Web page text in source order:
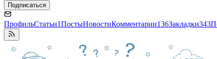
Подписаться
ПрофильСтатьи1ПостыНовостиКомментарии136Закладки343